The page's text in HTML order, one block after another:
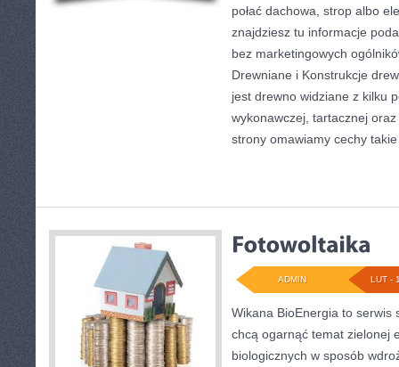
połać dachowa, strop albo
znajdziesz tu informacje
bez marketingowych
Drewniane i Konstrukcje
jest drewno widziane z kilku
wykonawczej, tartacznej
strony omawiamy cechy
LUT -
ADMIN
Wikana BioEnergia to serwis
chcą ogarnąć temat zielonej
biologicznych w sposób